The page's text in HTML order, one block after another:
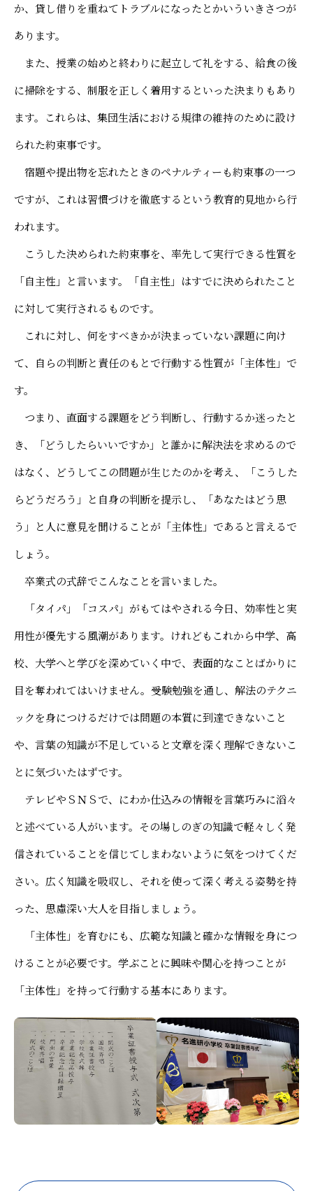
か、貸し借りを重ねてトラブルになったとかいういきさつが
あります。
また、授業の始めと終わりに起立して礼をする、給食の後
に掃除をする、制服を正しく着用するといった決まりもあり
ます。これらは、集団生活における規律の維持のために設け
られた約束事です。
宿題や提出物を忘れたときのペナルティーも約束事の一つ
ですが、これは習慣づけを徹底するという教育的見地から行
われます。
こうした決められた約束事を、率先して実行できる性質を
「自主性」と言います。「自主性」はすでに決められたこと
に対して実行されるものです。
これに対し、何をすべきかが決まっていない課題に向け
て、自らの判断と責任のもとで行動する性質が「主体性」で
す。
つまり、直面する課題をどう判断し、行動するか迷ったと
き、「どうしたらいいですか」と誰かに解決法を求めるので
はなく、どうしてこの問題が生じたのかを考え、「こうした
らどうだろう」と自身の判断を提示し、「あなたはどう思
う」と人に意見を聞けることが「主体性」であると言えるで
しょう。
卒業式の式辞でこんなことを言いました。
「タイパ」「コスパ」がもてはやされる今日、効率性と実
用性が優先する風潮があります。けれどもこれから中学、高
校、大学へと学びを深めていく中で、表面的なことばかりに
目を奪われてはいけません。受験勉強を通し、解法のテクニ
ックを身につけるだけでは問題の本質に到達できないこと
や、言葉の知識が不足していると文章を深く理解できないこ
とに気づいたはずです。
テレビやＳＮＳで、にわか仕込みの情報を言葉巧みに滔々
と述べている人がいます。その場しのぎの知識で軽々しく発
信されていることを信じてしまわないように気をつけてくだ
さい。広く知識を吸収し、それを使って深く考える姿勢を持
った、思慮深い大人を目指しましょう。
「主体性」を育むにも、広範な知識と確かな情報を身につ
けることが必要です。学ぶことに興味や関心を持つことが
「主体性」を持って行動する基本にあります。